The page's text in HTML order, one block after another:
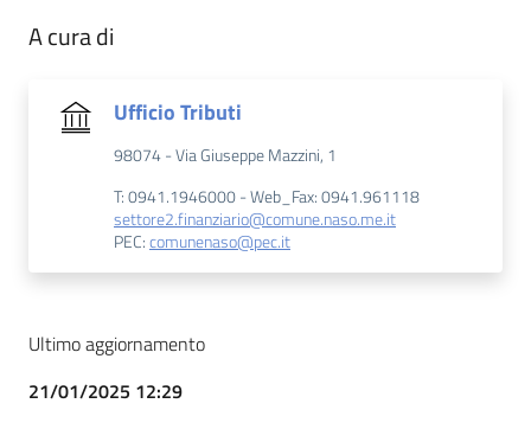
A cura di
Ufficio Tributi
98074 - Via Giuseppe Mazzini, 1
T: 0941.1946000 - Web_Fax: 0941.961118
settore2.finanziario@comune.naso.me.it
PEC:comunenaso@pec.it
Ultimo aggiornamento
21/01/2025 12:29